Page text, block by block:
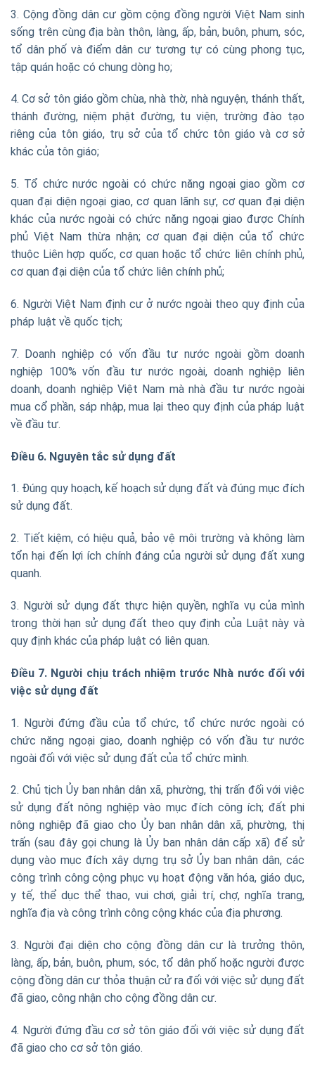
3. Cộng đồng dân cư gồm cộng đồng người Việt Nam sinh
sống trên cùng địa bàn thôn, làng, ấp, bản, buôn, phum, sóc,
tổ dân phố và điểm dân cư tương tự có cùng phong tục,
tập quán hoặc có chung dòng họ;
4. Cơ sở tôn giáo gồm chùa, nhà thờ, nhà nguyện, thánh thất,
thánh đường, niệm phật đường, tu viện, trường đào tạo
riêng của tôn giáo, trụ sở của tổ chức tôn giáo và cơ sở
khác của tôn giáo;
5. Tổ chức nước ngoài có chức năng ngoại giao gồm cơ
quan đại diện ngoại giao, cơ quan lãnh sự, cơ quan đại diện
khác của nước ngoài có chức năng ngoại giao được Chính
phủ Việt Nam thừa nhận; cơ quan đại diện của tổ chức
thuộc Liên hợp quốc, cơ quan hoặc tổ chức liên chính phủ,
cơ quan đại diện của tổ chức liên chính phủ;
6. Người Việt Nam định cư ở nước ngoài theo quy định của
pháp luật về quốc tịch;
7. Doanh nghiệp có vốn đầu tư nước ngoài gồm doanh
nghiệp 100% vốn đầu tư nước ngoài, doanh nghiệp liên
doanh, doanh nghiệp Việt Nam mà nhà đầu tư nước ngoài
mua cổ phần, sáp nhập, mua lại theo quy định của pháp luật
về đầu tư.
Điều 6. Nguyên tắc sử dụng đất
1. Đúng quy hoạch, kế hoạch sử dụng đất và đúng mục đích
sử dụng đất.
2. Tiết kiệm, có hiệu quả, bảo vệ môi trường và không làm
tổn hại đến lợi ích chính đáng của người sử dụng đất xung
quanh.
3. Người sử dụng đất thực hiện quyền, nghĩa vụ của mình
trong thời hạn sử dụng đất theo quy định của Luật này và
quy định khác của pháp luật có liên quan.
Điều 7. Người chịu trách nhiệm trước Nhà nước đối với
việc sử dụng đất
1. Người đứng đầu của tổ chức, tổ chức nước ngoài có
chức năng ngoại giao, doanh nghiệp có vốn đầu tư nước
ngoài đối với việc sử dụng đất của tổ chức mình.
2. Chủ tịch Ủy ban nhân dân xã, phường, thị trấn đối với việc
sử dụng đất nông nghiệp vào mục đích công ích; đất phi
nông nghiệp đã giao cho Ủy ban nhân dân xã, phường, thị
trấn (sau đây gọi chung là Ủy ban nhân dân cấp xã) để sử
dụng vào mục đích xây dựng trụ sở Ủy ban nhân dân, các
công trình công cộng phục vụ hoạt động văn hóa, giáo dục,
y tế, thể dục thể thao, vui chơi, giải trí, chợ, nghĩa trang,
nghĩa địa và công trình công cộng khác của địa phương.
3. Người đại diện cho cộng đồng dân cư là trưởng thôn,
làng, ấp, bản, buôn, phum, sóc, tổ dân phố hoặc người được
cộng đồng dân cư thỏa thuận cử ra đối với việc sử dụng đất
đã giao, công nhận cho cộng đồng dân cư.
4. Người đứng đầu cơ sở tôn giáo đối với việc sử dụng đất
đã giao cho cơ sở tôn giáo.